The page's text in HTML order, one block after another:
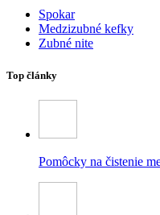
Spokar
Medzizubné kefky
Zubné nite
Top články
Pomôcky na čistenie